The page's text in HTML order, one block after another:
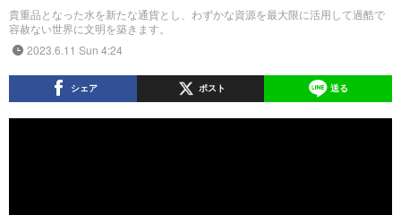
貴重品となった水を新たな通貨とし、わずかな資源を最大限に活用して過酷で
容赦ない世界に文明を築きます。
2023.6.11 Sun 4:24
シェア ポスト 送る